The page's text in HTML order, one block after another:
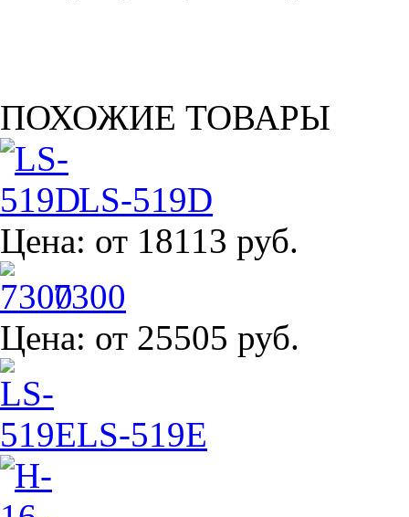
ПОХОЖИЕ ТОВАРЫ
LS-519D
Цена: от 18113 руб.
7300
Цена: от 25505 руб.
LS-519E